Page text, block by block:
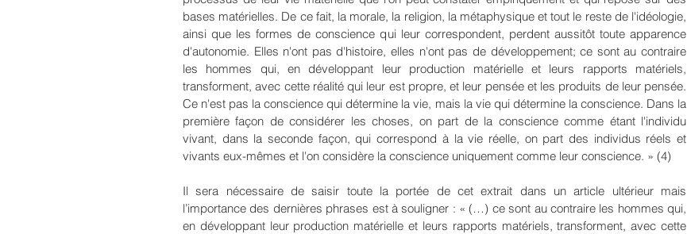
bases matérielles. De ce fait, la morale, la religion, la métaphysique et tout le reste de l'idéologie,
ainsi que les formes de conscience qui leur correspondent, perdent aussitôt toute apparence
d'autonomie. Elles n'ont pas d'histoire, elles n'ont pas de développement; ce sont au contraire
les hommes qui, en développant leur production matérielle et leurs rapports matériels,
transforment, avec cette réalité qui leur est propre, et leur pensée et les produits de leur pensée.
Ce n'est pas la conscience qui détermine la vie, mais la vie qui détermine la conscience. Dans la
première façon de considérer les choses, on part de la conscience comme étant l'individu
vivant, dans la seconde façon, qui correspond à la vie réelle, on part des individus réels et
vivants eux-mêmes et l'on considère la conscience uniquement comme leur conscience. » (4)
Il sera nécessaire de saisir toute la portée de cet extrait dans un article ultérieur mais
l’importance des dernières phrases est à souligner : « (…) ce sont au contraire les hommes qui,
en développant leur production matérielle et leurs rapports matériels, transforment, avec cette